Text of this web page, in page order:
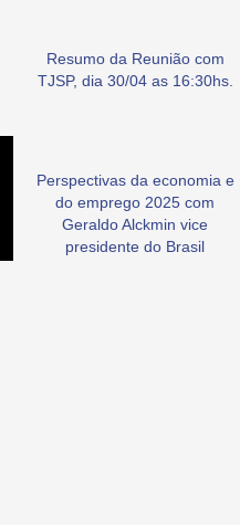
Resumo da Reunião com
TJSP, dia 30/04 as 16:30hs.
Perspectivas da economia e
do emprego 2025 com
Geraldo Alckmin vice
presidente do Brasil